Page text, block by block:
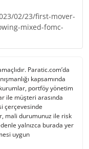
02/23/first-mover-
mixed-fomc-
Paratic.com’da
kapsamında
kurumlar, portföy yönetim
ile müşteri arasında
çerçevesinde
mali durumunuz ile risk
yalnızca burada yer
uygun